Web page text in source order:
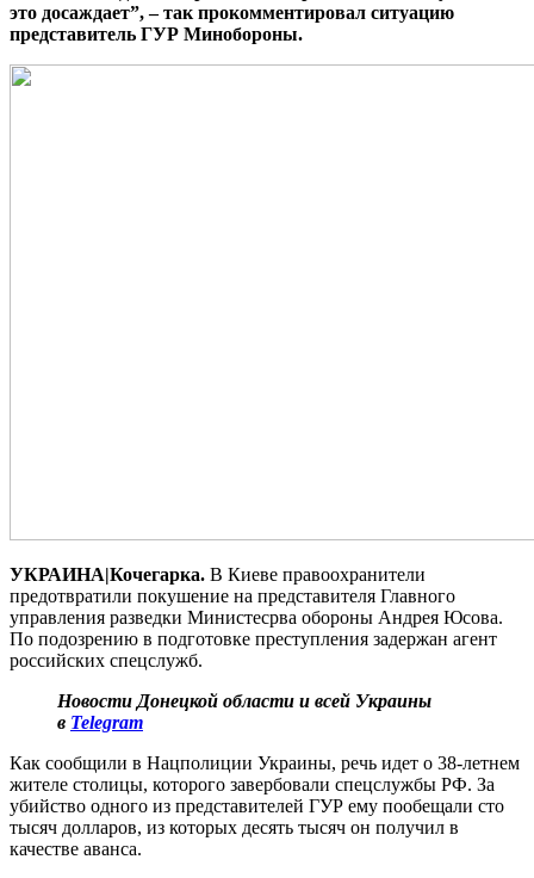
это досаждает”, – так прокомментировал ситуацию
представитель ГУР Минобороны.
УКРАИНА|Кочегарка. В Киеве правоохранители
предотвратили покушение на представителя Главного
управления разведки Министесрва обороны Андрея Юсова.
По подозрению в подготовке преступления задержан агент
российских спецслужб.
Новости Донецкой области и всей Украины
в Telegram
Как сообщили в Нацполиции Украины, речь идет о 38-летнем
жителе столицы, которого завербовали спецслужбы РФ. За
убийство одного из представителей ГУР ему пообещали сто
тысяч долларов, из которых десять тысяч он получил в
качестве аванса.